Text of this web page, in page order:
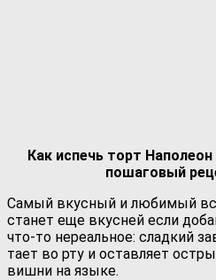
Как испечь торт
пошаговый
Самый вкусный и любимый
станет еще вкусней если
что-то нереальное: сладкий
тает во рту и оставляет
вишни на языке.